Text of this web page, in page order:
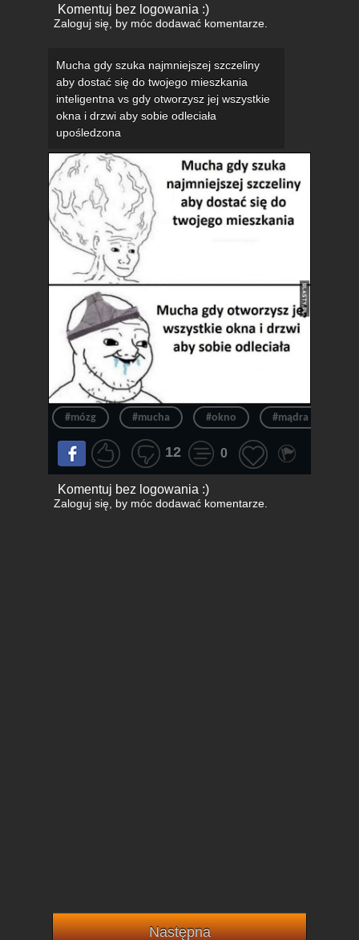
Komentuj bez logowania :)
Zaloguj się, by móc dodawać komentarze.
Mucha gdy szuka najmniejszej szczeliny
aby dostać się do twojego mieszkania
inteligentna vs gdy otworzysz jej wszystkie
okna i drzwi aby sobie odleciała
upośledzona
#mózg #mucha #okno #mądra
12 0
Komentuj bez logowania :)
Zaloguj się, by móc dodawać komentarze.
Następna